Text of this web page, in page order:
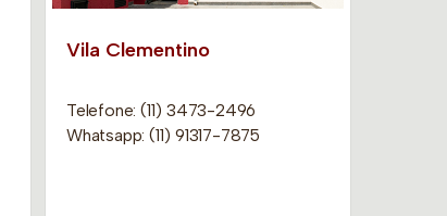
Vila Clementino
Telefone: (11) 3473-2496
Whatsapp: (11) 91317-7875